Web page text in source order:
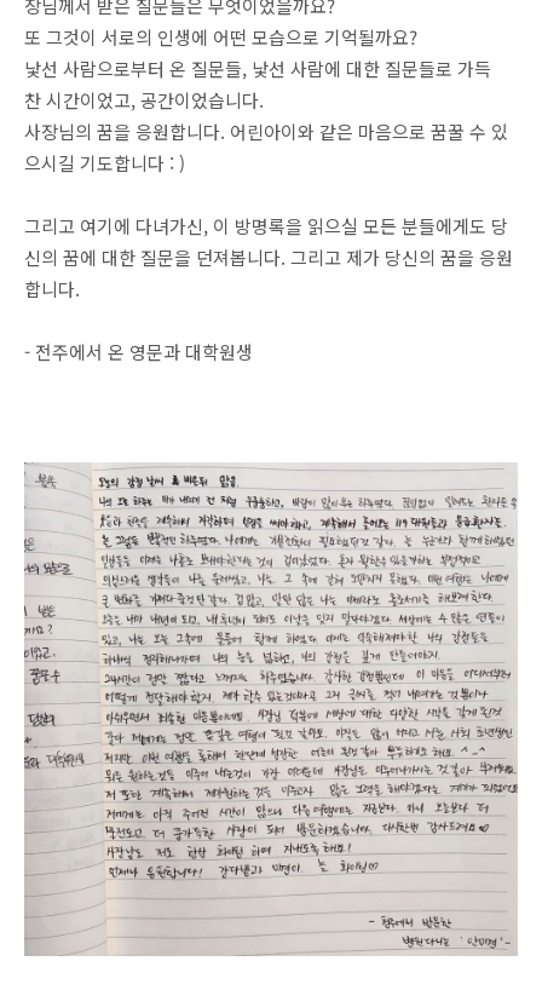
장님께서 받은 질문들은 무엇이었을까요?
또 그것이 서로의 인생에 어떤 모습으로 기억될까요?
낯선 사람으로부터 온 질문들, 낯선 사람에 대한 질문들로 가득
찬 시간이었고, 공간이었습니다.
사장님의 꿈을 응원합니다. 어린아이와 같은 마음으로 꿈꿀 수 있
으시길 기도합니다 : )
그리고 여기에 다녀가신, 이 방명록을 읽으실 모든 분들에게도 당
신의 꿈에 대한 질문을 던져봅니다. 그리고 제가 당신의 꿈을 응원
합니다.
- 전주에서 온 영문과 대학원생